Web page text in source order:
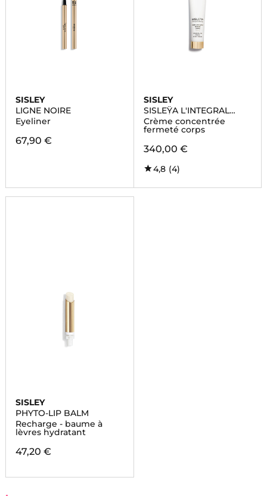
SISLEY
LIGNE NOIRE
Eyeliner
67,90 €
SISLEY
SISLEŸA L'INTEGRAL
ANTI-ÂGE
Crème concentrée
fermeté corps
340,00 €
4,8 (4)
SISLEY
PHYTO-LIP BALM
Recharge - baume à
lèvres hydratant
47,20 €